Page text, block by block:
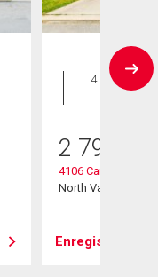
Maison
4 CAC , 3
2 790 000
4106 Canterbury
North Vancouver, BC
Enregistrer